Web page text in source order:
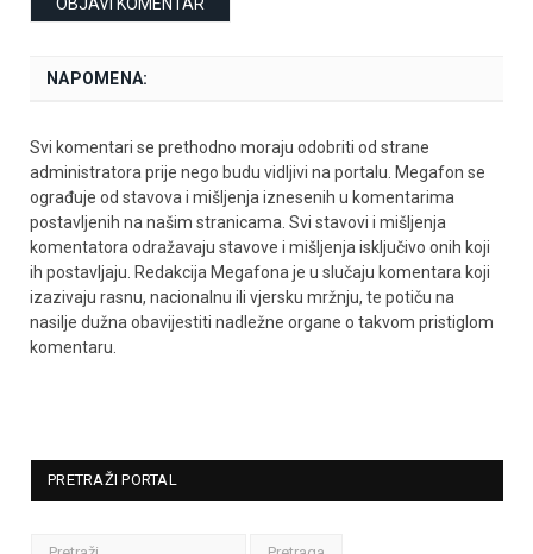
NAPOMENA:
Svi komentari se prethodno moraju odobriti od strane
administratora prije nego budu vidljivi na portalu. Megafon se
ograđuje od stavova i mišljenja iznesenih u komentarima
postavljenih na našim stranicama. Svi stavovi i mišljenja
komentatora odražavaju stavove i mišljenja isključivo onih koji
ih postavljaju. Redakcija Megafona je u slučaju komentara koji
izazivaju rasnu, nacionalnu ili vjersku mržnju, te potiču na
nasilje dužna obavijestiti nadležne organe o takvom pristiglom
komentaru.
PRETRAŽI PORTAL